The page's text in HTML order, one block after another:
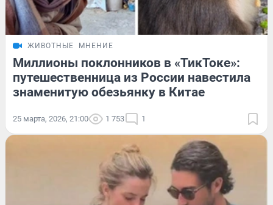
ЖИВОТНЫЕ МНЕНИЕ
Миллионы поклонников в «ТикТоке»:
путешественница из России навестила
знаменитую обезьянку в Китае
25 марта, 2026, 21:00 1 753 1